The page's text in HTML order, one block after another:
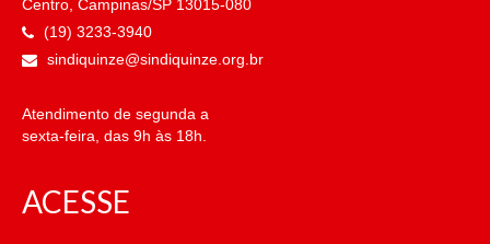
Centro, Campinas/SP 13015-080
(19) 3233-3940
sindiquinze@sindiquinze.org.br
Atendimento de segunda a
sexta-feira, das 9h às 18h.
ACESSE